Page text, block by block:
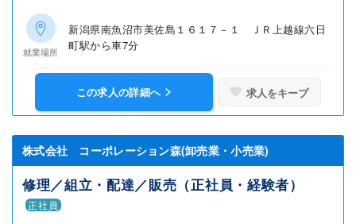
就業場所
新潟県南魚沼市美佐島１６１７－１ ＪＲ上越線六日
町駅から車7分
この求人の詳細へ 求人をキープ
株式会社 コーポレーション森(卸売業・小売業)
修理／組立・配達／販売（正社員・経験者）
正社員